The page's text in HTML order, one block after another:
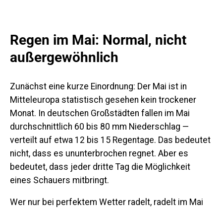
Regen im Mai: Normal, nicht
außergewöhnlich
Zunächst eine kurze Einordnung: Der Mai ist in
Mitteleuropa statistisch gesehen kein trockener
Monat. In deutschen Großstädten fallen im Mai
durchschnittlich 60 bis 80 mm Niederschlag —
verteilt auf etwa 12 bis 15 Regentage. Das bedeutet
nicht, dass es ununterbrochen regnet. Aber es
bedeutet, dass jeder dritte Tag die Möglichkeit
eines Schauers mitbringt.
Wer nur bei perfektem Wetter radelt, radelt im Mai